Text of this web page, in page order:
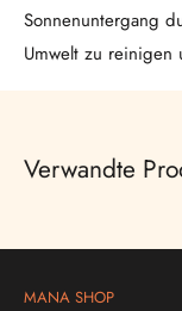
Sonnenuntergang
Umwelt zu reinigen
Für die
Verwandte
MANA SHOP